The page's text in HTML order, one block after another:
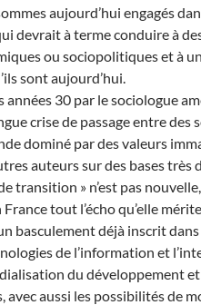
aujourd’hui engagés
devrait à terme conduire à
ou sociopolitiques et à
sont aujourd’hui.
années 30 par le sociologue
crise de passage entre des
dominé par des valeurs
auteurs sur des bases très
transition » n’est pas nouvelle,
tout l’écho qu’elle
basculement déjà inscrit
de l’information et
du développement
avec aussi les possibilités de